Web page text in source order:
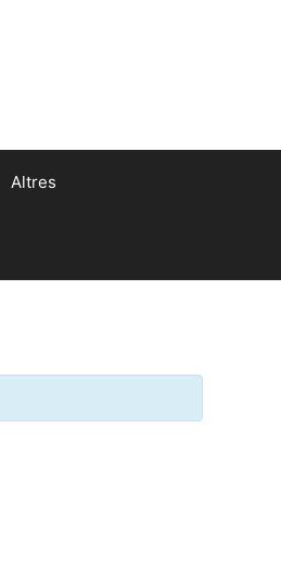
Altres